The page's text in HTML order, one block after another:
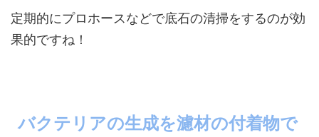
定期的にプロホースなどで底石の清掃をするのが効
果的ですね！
バクテリアの生成を濾材の付着物で